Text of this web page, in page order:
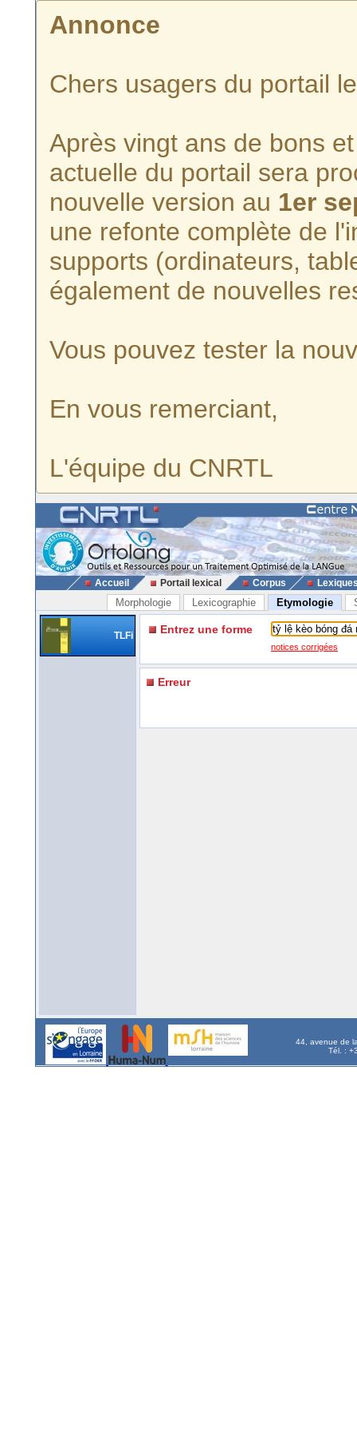
Annonce
Chers usagers du portail
Après vingt ans de bons
actuelle du portail sera
nouvelle version au 1er
une refonte complète de
supports (ordinateurs,
également de nouvelles
Vous pouvez tester la
En vous remerciant,
L'équipe du CNRTL
Accueil Portail lexical Corpus
Morphologie Lexicographie Etymologie
TLFi Entrez une forme
notices corrigées
Erreur
44, avenue de
Tél. :